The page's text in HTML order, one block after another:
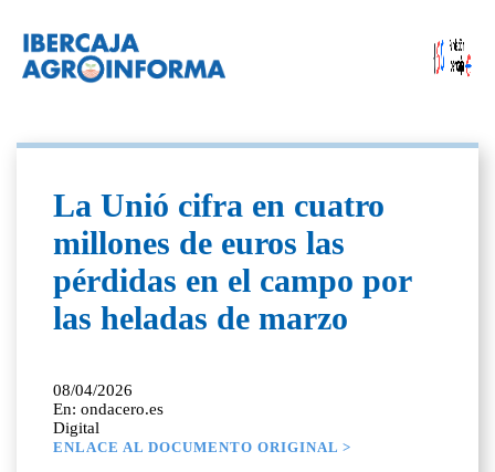
La Unió cifra en cuatro
millones de euros las
pérdidas en el campo por
las heladas de marzo
08/04/2026
En: ondacero.es
Digital
ENLACE AL DOCUMENTO ORIGINAL >